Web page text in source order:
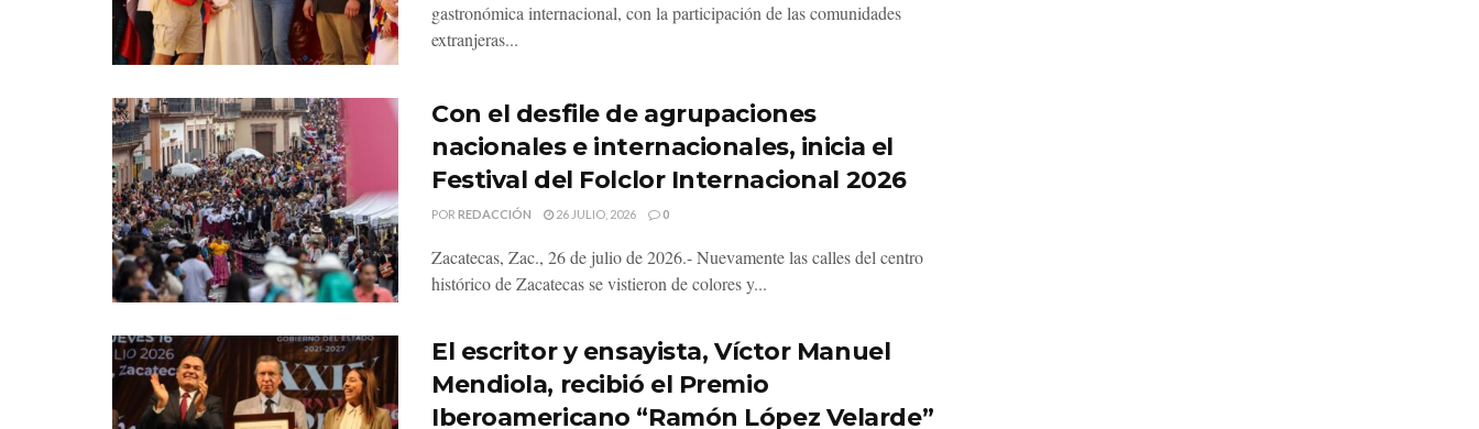
gastronómica internacional, con la participación de las comunidades
extranjeras...
Con el desfile de agrupaciones
nacionales e internacionales, inicia el
Festival del Folclor Internacional 2026
POR REDACCIÓN 26 JULIO, 2026 0
Zacatecas, Zac., 26 de julio de 2026.- Nuevamente las calles del centro
histórico de Zacatecas se vistieron de colores y...
El escritor y ensayista, Víctor Manuel
Mendiola, recibió el Premio
Iberoamericano “Ramón López Velarde”